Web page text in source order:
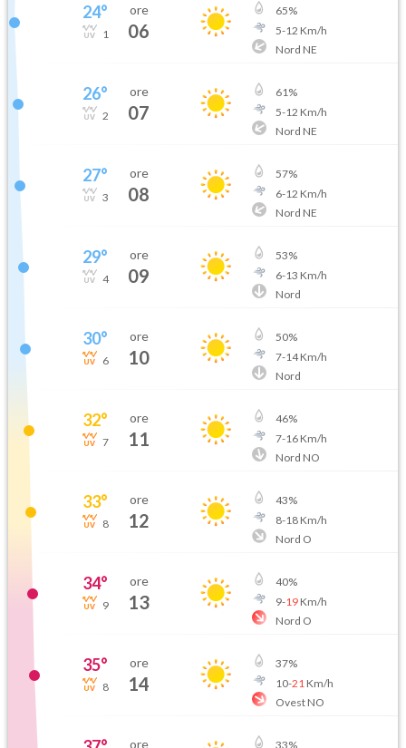
24°
1
ore
06
65%
5-12 Km/h
Nord NE
26°
2
ore
07
61%
5-12 Km/h
Nord NE
27°
3
ore
08
57%
6-12 Km/h
Nord NE
29°
4
ore
09
53%
6-13 Km/h
Nord
30°
6
ore
10
50%
7-14Km/h
Nord
32°
7
ore
11
46%
7-16Km/h
Nord NO
33°
8
ore
12
43%
8-18Km/h
Nord O
34°
9
ore
13
40%
9-19Km/h
Nord O
35°
8
ore
14
37%
10-21 Km/h
Ovest NO
ore 33%